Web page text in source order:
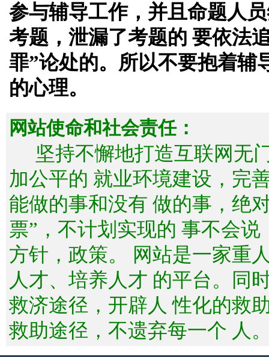
参与辅导工作，并且命题人
考题，泄漏了考题的 要依法
罪”论处的。所以不要抱着辅
的心理。
网站使命和社会责任：
坚持不懈地打造互联网无
加公平的 就业环境建设，完
能做的事和没有 做的事，绝
票”，不计划实现的 事不会
方针，政策。 网站是一家重
人才、培养人才 的平台。同
救济途径，开辟人 性化的救
救助途径，不遗弃每一个 人